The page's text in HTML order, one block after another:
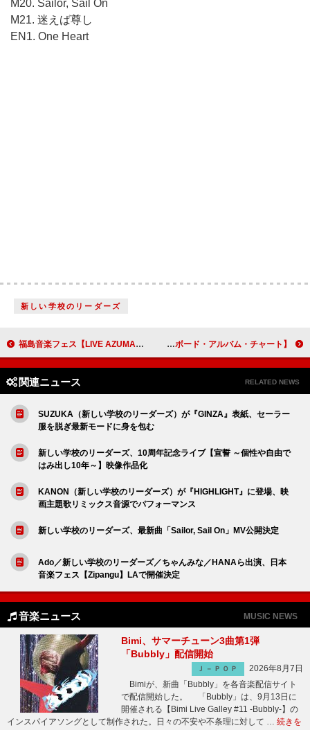
M20. Sailor, Sail On
M21. 迷えば尊し
EN1. One Heart
新しい学校のリーダーズ
福島音楽フェス【LIVE AZUMA】第1弾出演アーティストに、新しい学校のリーダーズ／GENIC／MONGOL800ら 【米ビルボード・アルバム・チャート】エラ・ラングレー『ダンデライオン』が2連覇、ジャスティン・ビーバー『スワッグ』がトップ5に返り咲き
関連ニュース RELATED NEWS
SUZUKA（新しい学校のリーダーズ）が『GINZA』表紙、セーラー
服を脱ぎ最新モードに身を包む
新しい学校のリーダーズ、10周年記念ライブ【宣誓 ～個性や自由で
はみ出し10年～】映像作品化
KANON（新しい学校のリーダーズ）が『HIGHLIGHT』に登場、映
画主題歌リミックス音源でパフォーマンス
新しい学校のリーダーズ、最新曲「Sailor, Sail On」MV公開決定
Ado／新しい学校のリーダーズ／ちゃんみな／HANAら出演、日本
音楽フェス【Zipangu】LAで開催決定
音楽ニュース MUSIC NEWS
Bimi、サマーチューン3曲第1弾
「Bubbly」配信開始
Ｊ－ＰＯＰ
2026年8月7日
Bimiが、新曲「Bubbly」を各音楽配信サイト
で配信開始した。 「Bubbly」は、9月13日に
開催される【Bimi Live Galley #11 -Bubbly-】の
インスパイアソングとして制作された。日々の不安や不条理に対して … 続きを